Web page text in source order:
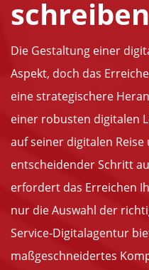
Die Gestaltung einer
Aspekt, doch das
eine strategischere
einer robusten digitalen
auf seiner digitalen
entscheidender Schritt
erfordert das Erreichen
nur die Auswahl der
Service-Digitalagentur
maßgeschneidertes